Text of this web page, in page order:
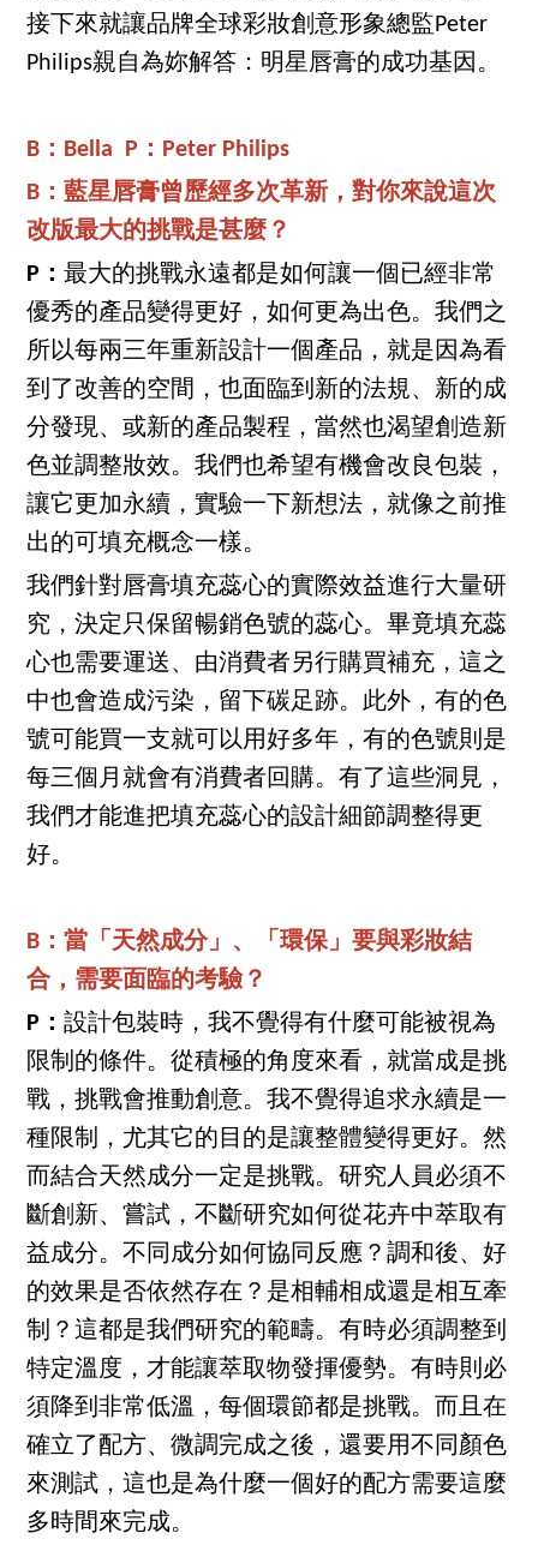
接下來就讓品牌全球彩妝創意形象總監Peter
Philips親自為妳解答：明星唇膏的成功基因。
B：Bella P：Peter Philips
B：藍星唇膏曾歷經多次革新，對你來說這次
改版最大的挑戰是甚麼？
P：最大的挑戰永遠都是如何讓一個已經非常
優秀的產品變得更好，如何更為出色。我們之
所以每兩三年重新設計一個產品，就是因為看
到了改善的空間，也面臨到新的法規、新的成
分發現、或新的產品製程，當然也渴望創造新
色並調整妝效。我們也希望有機會改良包裝，
讓它更加永續，實驗一下新想法，就像之前推
出的可填充概念一樣。
我們針對唇膏填充蕊心的實際效益進行大量研
究，決定只保留暢銷色號的蕊心。畢竟填充蕊
心也需要運送、由消費者另行購買補充，這之
中也會造成污染，留下碳足跡。此外，有的色
號可能買一支就可以用好多年，有的色號則是
每三個月就會有消費者回購。有了這些洞見，
我們才能進把填充蕊心的設計細節調整得更
好。
B：當「天然成分」、「環保」要與彩妝結
合，需要面臨的考驗？
P：設計包裝時，我不覺得有什麼可能被視為
限制的條件。從積極的角度來看，就當成是挑
戰，挑戰會推動創意。我不覺得追求永續是一
種限制，尤其它的目的是讓整體變得更好。然
而結合天然成分一定是挑戰。研究人員必須不
斷創新、嘗試，不斷研究如何從花卉中萃取有
益成分。不同成分如何協同反應？調和後、好
的效果是否依然存在？是相輔相成還是相互牽
制？這都是我們研究的範疇。有時必須調整到
特定溫度，才能讓萃取物發揮優勢。有時則必
須降到非常低溫，每個環節都是挑戰。而且在
確立了配方、微調完成之後，還要用不同顏色
來測試，這也是為什麼一個好的配方需要這麼
多時間來完成。